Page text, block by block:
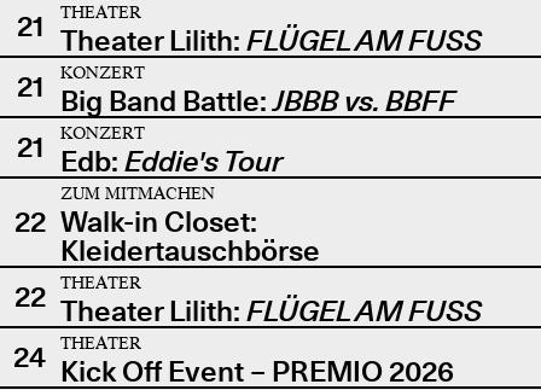
21
THEATER
Theater Lilith: FLÜGEL AM FUSS
21
KONZERT
Big Band Battle:JBBB vs. BBFF
21
KONZERT
Edb: Eddie's Tour
22
ZUM MITMACHEN
Walk-in Closet:
Kleidertauschbörse
22
THEATER
Theater Lilith: FLÜGEL AM FUSS
24
THEATER
Kick Off Event – PREMIO 2026